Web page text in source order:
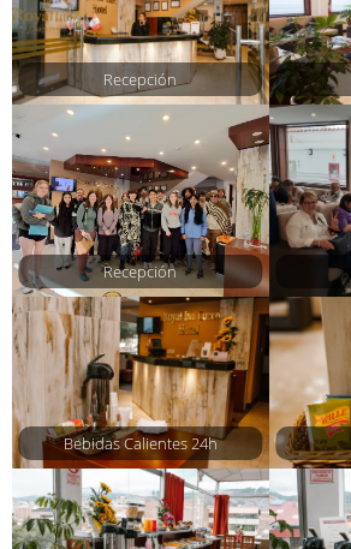
Recepción
Recepción
Bebidas Calientes 24h